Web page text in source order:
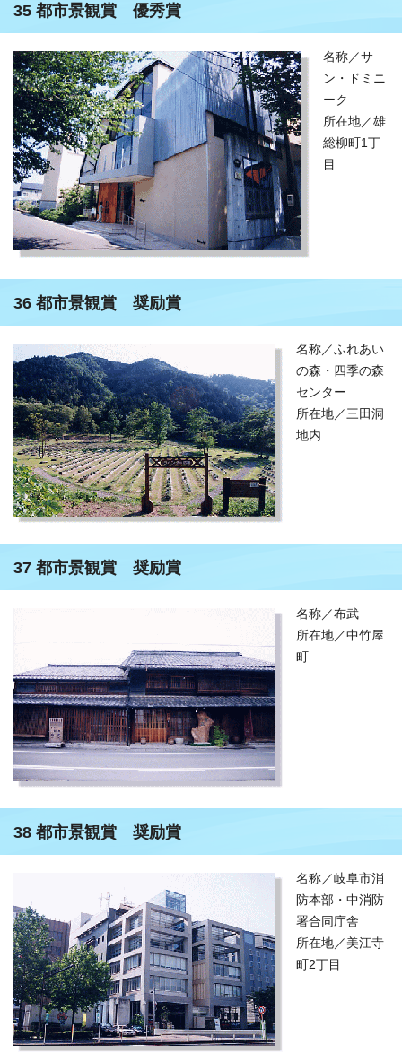
35 都市景観賞 優秀賞
名称／サ
ン・ドミニ
ーク
所在地／雄
総柳町1丁
目
36 都市景観賞 奨励賞
名称／ふれあい
の森・四季の森
センター
所在地／三田洞
地内
37 都市景観賞 奨励賞
名称／布武
所在地／中竹屋
町
38 都市景観賞 奨励賞
名称／岐阜市消
防本部・中消防
署合同庁舎
所在地／美江寺
町2丁目